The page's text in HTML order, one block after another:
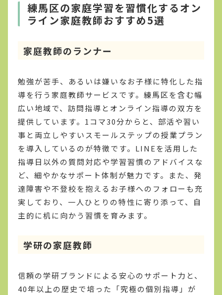
練馬区の家庭学習を習慣化するオン
ライン家庭教師おすすめ5選
家庭教師のランナー
勉強が苦手、あるいは嫌いなお子様に特化した指
導を行う家庭教師サービスです。練馬区を含む幅
広い地域で、訪問指導とオンライン指導の双方を
提供しています。1コマ30分からと、部活や習い
事と両立しやすいスモールステップの授業プラン
を導入しているのが特徴です。LINEを活用した
指導日以外の質問対応や学習習慣のアドバイスな
ど、細やかなサポート体制が魅力です。また、発
達障害や不登校を抱えるお子様へのフォローも充
実しており、一人ひとりの特性に寄り添って、自
主的に机に向かう習慣を育みます。
学研の家庭教師
信頼の学研ブランドによる安心のサポート力と、
40年以上の歴史で培った「究極の個別指導」が